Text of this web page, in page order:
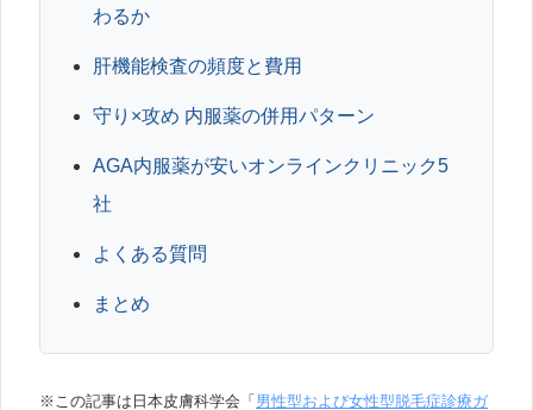
わるか
肝機能検査の頻度と費用
守り×攻め 内服薬の併用パターン
AGA内服薬が安いオンラインクリニック5
社
よくある質問
まとめ
※この記事は日本皮膚科学会「男性型および女性型脱毛症診療ガ